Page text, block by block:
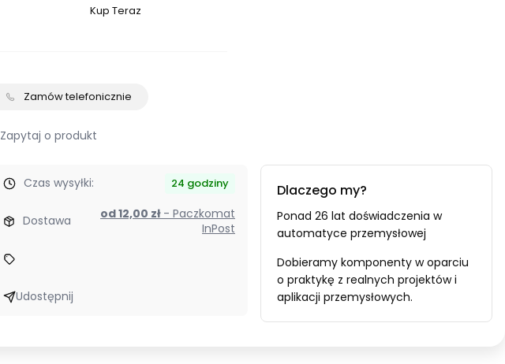
Szybki
G2R-
Przekaźnik
elektromechaniczny
Kup Teraz
Zamów telefonicznie
Zapytaj o produkt
Czas wysyłki: 24 godziny
Dostawa od 12,00 zł - Paczkomat
InPost
Udostępnij
Dlaczego my?
Ponad 26 lat doświadczenia w
automatyce przemysłowej
Dobieramy komponenty w oparciu
o praktykę z realnych projektów i
aplikacji przemysłowych.